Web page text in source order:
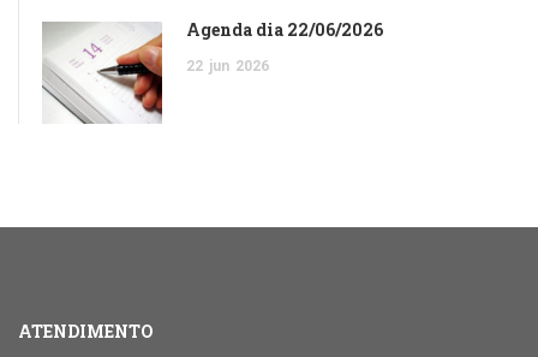
Agenda dia 22/06/2026
22 jun 2026
ATENDIMENTO